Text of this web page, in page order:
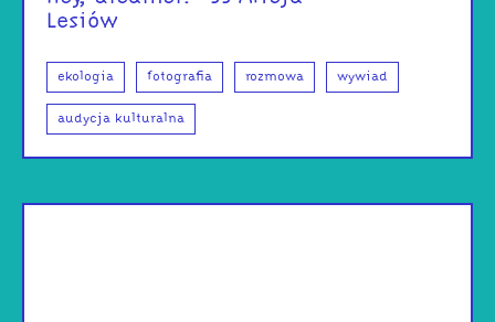
Lesiów
ekologia fotografia rozmowa wywiad
audycja kulturalna